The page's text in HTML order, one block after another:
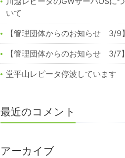
いて
【管理団体からのお知らせ 3/9】
【管理団体からのお知らせ 3/7】
堂平山レピータ停波しています
最近のコメント
アーカイブ